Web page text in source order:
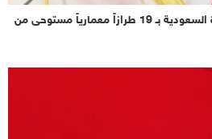
ولي العهد يطلق خريطة العمارة السعودية بـ 19 طرازاً معمارياً مستوحى من